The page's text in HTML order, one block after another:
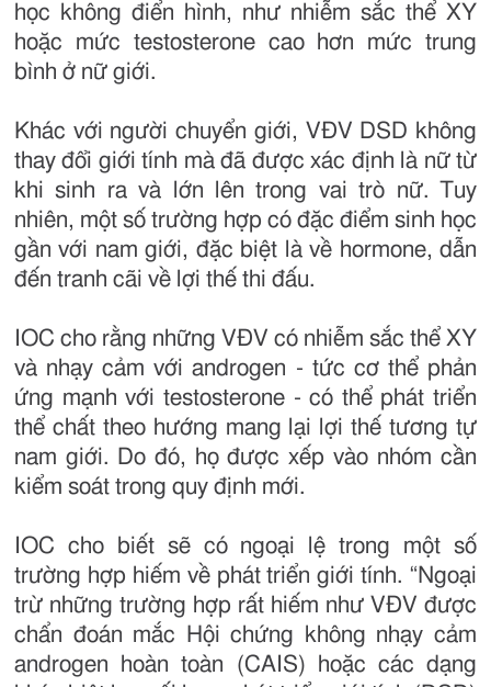
học không điển hình, như nhiễm sắc thể XY
hoặc mức testosterone cao hơn mức trung
bình ở nữ giới.
Khác với người chuyển giới, VĐV DSD không
thay đổi giới tính mà đã được xác định là nữ từ
khi sinh ra và lớn lên trong vai trò nữ. Tuy
nhiên, một số trường hợp có đặc điểm sinh học
gần với nam giới, đặc biệt là về hormone, dẫn
đến tranh cãi về lợi thế thi đấu.
IOC cho rằng những VĐV có nhiễm sắc thể XY
và nhạy cảm với androgen - tức cơ thể phản
ứng mạnh với testosterone - có thể phát triển
thể chất theo hướng mang lại lợi thế tương tự
nam giới. Do đó, họ được xếp vào nhóm cần
kiểm soát trong quy định mới.
IOC cho biết sẽ có ngoại lệ trong một số
trường hợp hiếm về phát triển giới tính. “Ngoại
trừ những trường hợp rất hiếm như VĐV được
chẩn đoán mắc Hội chứng không nhạy cảm
androgen hoàn toàn (CAIS) hoặc các dạng